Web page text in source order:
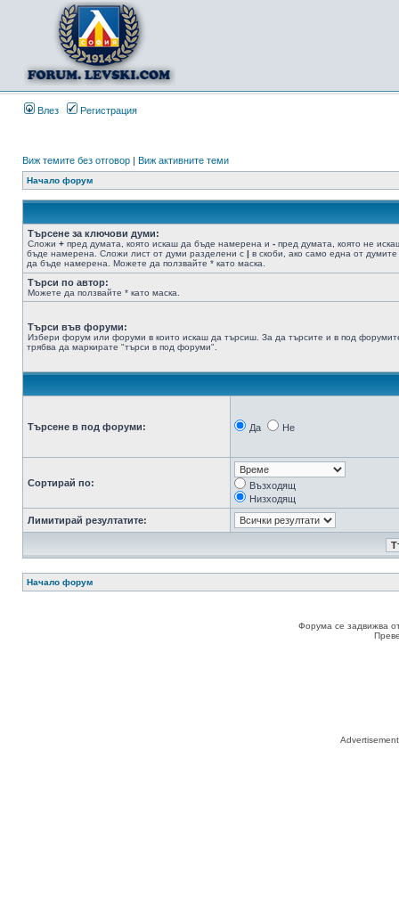
Влез Регистрация
Виж темите без отговор | Виж активните теми
Начало форум
Търсене за ключови думи:
Сложи + пред думата, която искаш да бъде намерена и - пред думата, която не
бъде намерена. Сложи лист от думи разделени с | в скоби, ако само една от думите
да бъде намерена. Можете да ползвайте * като маска.
Търси по автор:
Можете да ползвайте * като маска.
Търси във форуми:
Избери форум или форуми в които искаш да търсиш. За да търсите и в под
трябва да маркирате "търси в под форуми".
Търсене в под форуми: Да Не
Сортирай по:
Възходящ
Низходящ
Лимитирай резултатите:
Начало форум
Форума се задвижва